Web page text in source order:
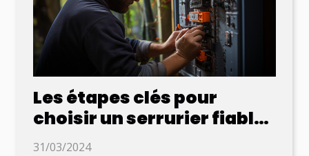
Les étapes clés pour
choisir un serrurier fiable
en cas d'urgence
31/03/2024